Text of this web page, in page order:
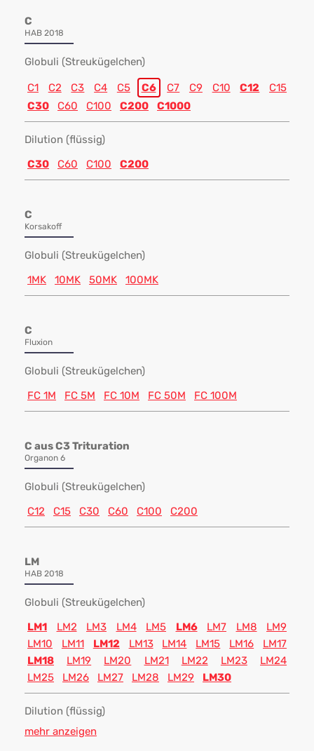
C
HAB 2018
Globuli (Streukügelchen)
C1 C2 C3 C4 C5 C6 C7 C9 C10 C12
C15
C30
C60 C100 C200 C1000
Dilution (flüssig)
C30
C60 C100 C200
C
Korsakoff
Globuli (Streukügelchen)
1MK
10MK 50MK 100MK
C
Fluxion
Globuli (Streukügelchen)
FC 1M
FC 5M FC 10M FC 50M FC 100M
C aus C3 Trituration
Organon 6
Globuli (Streukügelchen)
C12
C15 C30 C60 C100 C200
LM
HAB 2018
Globuli (Streukügelchen)
LM1
LM2 LM3 LM4 LM5 LM6 LM7 LM8
LM9
LM10
LM11 LM12 LM13 LM14 LM15 LM16
LM17
LM18
LM19 LM20 LM21 LM22 LM23
LM24
LM25
LM26 LM27 LM28 LM29 LM30
Dilution (flüssig)
mehr anzeigen